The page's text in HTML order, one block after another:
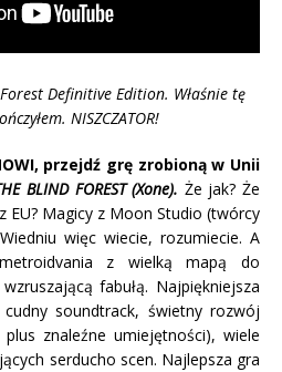
Definitive Edition. Właśnie tę
NISZCZATOR!
przejdź grę zrobioną w Unii
BLIND FOREST (Xone). Że jak? Że
Magicy z Moon Studio (twórcy
więc wiecie, rozumiecie. A
z wielką mapą do
fabułą. Najpiękniejsza
soundtrack, świetny rozwój
znaleźne umiejętności), wiele
serducho scen. Najlepsza gra